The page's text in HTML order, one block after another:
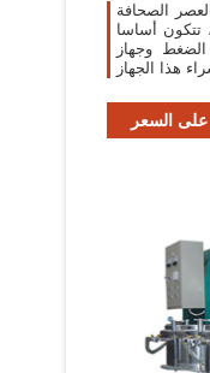
الصحافة
تتكون أساسا
وجهاز
السعر